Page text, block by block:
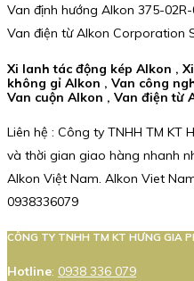
Van định hướng Alkon 375-
Van điện từ Alkon Corporation
Xi lanh tác động kép Alkon ,
không gỉ Alkon , Van công
Van cuộn Alkon , Van điện từ
Liên hệ : Công ty TNHH TM KT
và thời gian giao hàng nhanh
Alkon Việt Nam. Alkon Viet
0938336079
CÔNG TY TNHH TM KT HƯNG GIA
Hotline: 0938 336 079